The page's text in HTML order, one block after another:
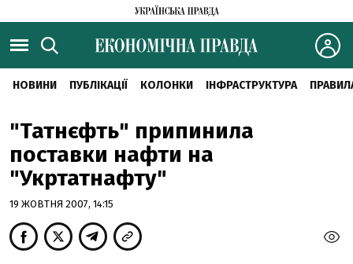
НОВИНИ ПУБЛІКАЦІЇ КОЛОНКИ ІНФРАСТРУКТУРА
"Татнєфть" припинила
поставки нафти на
"Укртатнафту"
19 ЖОВТНЯ 2007, 14:15